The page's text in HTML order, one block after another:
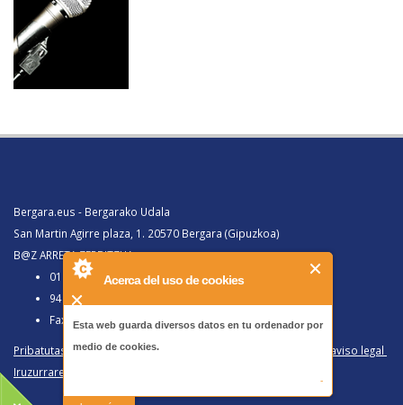
Acerca del uso de cookies
Esta web guarda diversos datos en tu ordenador por
medio de cookies.
-
Bergara.eus - Bergarako Udala
San Martin Agirre plaza, 1. 20570 Bergara (Gipuzkoa)
B@Z ARRETA ZERBITZUA:
010, Bergaratik deituz gero
943 77 91 00, Bergaraz kanpotik deituz gero
Faxa 943 77 91 63
Pribatutasun politika eta lege oharra
Política de privacidad y aviso legal
Iruzurraren Aurkako Politika